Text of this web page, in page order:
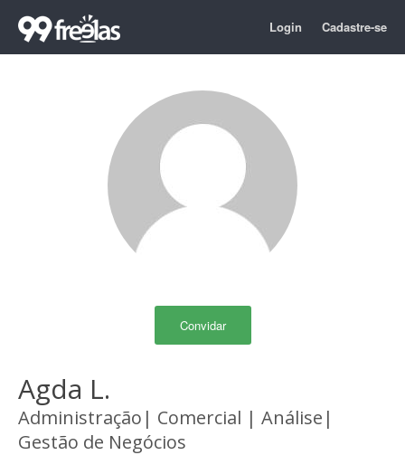
Login Cadastre-se
Convidar
Agda L.
Administração| Comercial | Análise|
Gestão de Negócios